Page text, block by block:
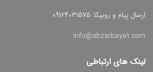
ارسال پیام و روبیکا: 09124031575
info@abzarbayat.com
لینک های ارتباطی